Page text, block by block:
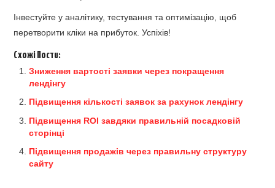
Інвестуйте у аналітику, тестування та оптимізацію, щоб
перетворити кліки на прибуток. Успіхів!
Схожі Пости:
Зниження вартості заявки через покращення
лендінгу
Підвищення кількості заявок за рахунок лендінгу
Підвищення ROI завдяки правильній посадковій
сторінці
Підвищення продажів через правильну структуру
сайту